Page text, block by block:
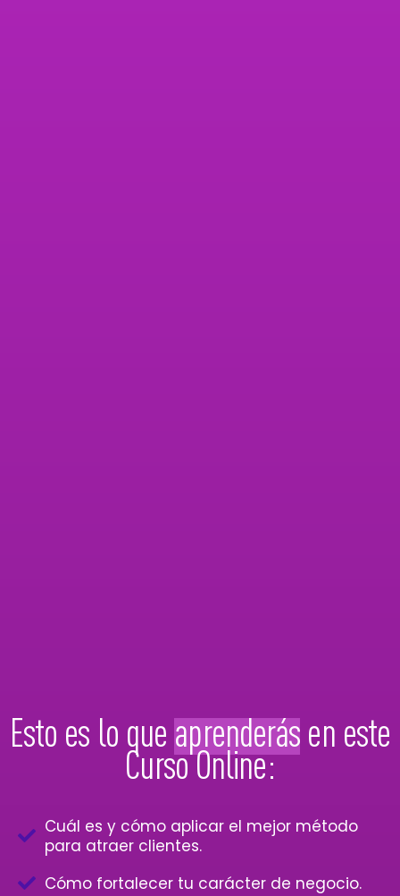
Esto es lo queaprenderásen este
Curso Online:
Cuál es y cómo aplicar el mejor método
para atraer clientes.
Cómo fortalecer tu carácter de negocio.